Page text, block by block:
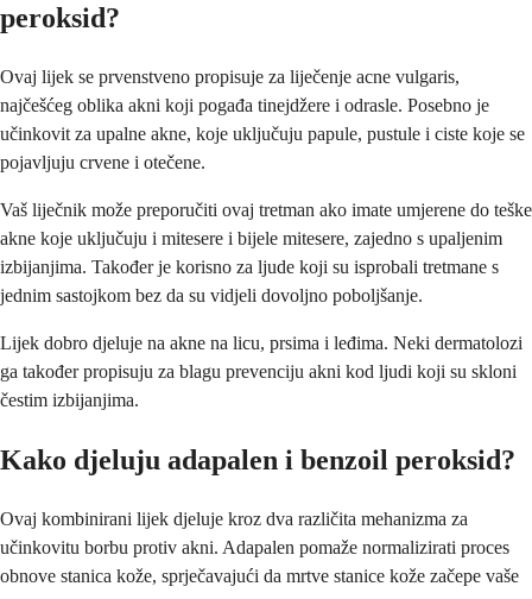
peroksid?
Ovaj lijek se prvenstveno propisuje za liječenje acne vulgaris,
najčešćeg oblika akni koji pogađa tinejdžere i odrasle. Posebno je
učinkovit za upalne akne, koje uključuju papule, pustule i ciste koje se
pojavljuju crvene i otečene.
Vaš liječnik može preporučiti ovaj tretman ako imate umjerene do teške
akne koje uključuju i mitesere i bijele mitesere, zajedno s upaljenim
izbijanjima. Također je korisno za ljude koji su isprobali tretmane s
jednim sastojkom bez da su vidjeli dovoljno poboljšanje.
Lijek dobro djeluje na akne na licu, prsima i leđima. Neki dermatolozi
ga također propisuju za blagu prevenciju akni kod ljudi koji su skloni
čestim izbijanjima.
Kako djeluju adapalen i benzoil peroksid?
Ovaj kombinirani lijek djeluje kroz dva različita mehanizma za
učinkovitu borbu protiv akni. Adapalen pomaže normalizirati proces
obnove stanica kože, sprječavajući da mrtve stanice kože začepe vaše